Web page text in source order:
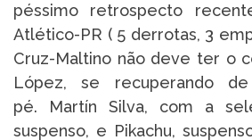
péssimo retrospecto
Atlético-PR ( 5 derrotas, 3
Cruz-Maltino não deve ter o
López, se recuperando
pé. Martín Silva, com a
suspenso, e Pikachu,